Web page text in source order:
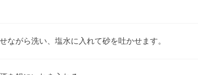
ながら洗い、塩水に入れて砂を吐かせます。